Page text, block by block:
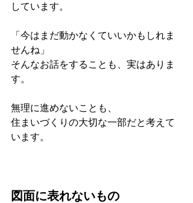
しています。
「今はまだ動かなくていいかもしれま
せんね」
そんなお話をすることも、実はありま
す。
無理に進めないことも、
住まいづくりの大切な一部だと考えて
います。
図面に表れないもの